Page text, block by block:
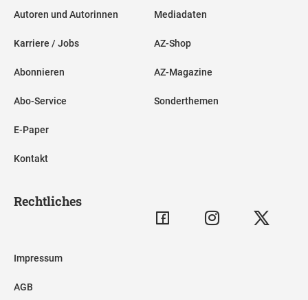
Autoren und Autorinnen
Karriere / Jobs
Abonnieren
Abo-Service
E-Paper
Kontakt
Mediadaten
AZ-Shop
AZ-Magazine
Sonderthemen
Rechtliches
Impressum
AGB